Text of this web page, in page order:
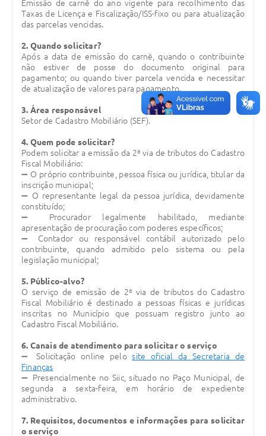
Legislação
Notícias
Contato
Emissão de carnê do ano vigente para recolhimento das
Taxas de Licença e Fiscalização/ISS-fixo ou para atualização
das parcelas vencidas.
2. Quando solicitar?
Após a data de emissão do carnê, quando o contribuinte
não estiver de posse do documento original para
pagamento; ou quando tiver parcela vencida e necessitar
de atualização de valores para pagamento.
3. Área responsável
Setor de Cadastro Mobiliário (SEF).
4. Quem pode solicitar?
Podem solicitar a emissão da 2ª via de tributos do Cadastro
Fiscal Mobiliário:
➖ O próprio contribuinte, pessoa física ou jurídica, titular da
inscrição municipal;
➖ O representante legal da pessoa jurídica, devidamente
constituído;
➖ Procurador legalmente habilitado, mediante
apresentação de procuração com poderes específicos;
➖ Contador ou responsável contábil autorizado pelo
contribuinte, quando admitido pelo sistema ou pela
legislação municipal;
5. Público-alvo?
O serviço de emissão de 2ª via de tributos do Cadastro
Fiscal Mobiliário é destinado a pessoas físicas e jurídicas
inscritas no Município que possuam registro junto ao
Cadastro Fiscal Mobiliário.
6. Canais de atendimento para solicitar o serviço
➖ Solicitação online pelosite oficial da Secretaria de
Finanças
➖ Presencialmente no Siic, situado no Paço Municipal, de
segunda a sexta-feira, em horário de expediente
administrativo.
7. Requisitos, documentos e informações para solicitar
o serviço